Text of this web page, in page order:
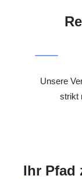
Unsere
strikt
Ihr Pfad